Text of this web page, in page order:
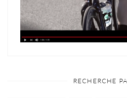
RECHERCHE